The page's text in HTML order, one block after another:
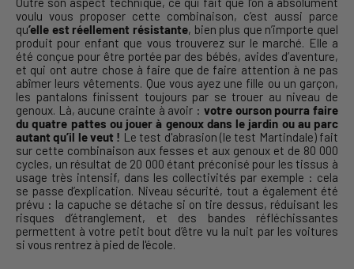
voulu vous proposer cette combinaison, c’est aussi parce
qu’elle est réellement résistante, bien plus que n’importe quel
produit pour enfant que vous trouverez sur le marché. Elle a
été conçue pour être portée par des bébés, avides d’aventure,
et qui ont autre chose à faire que de faire attention à ne pas
abîmer leurs vêtements. Que vous ayez une fille ou un garçon,
les pantalons finissent toujours par se trouer au niveau de
genoux. Là, aucune crainte à avoir : votre ourson pourra faire
du quatre pattes ou jouer à genoux dans le jardin ou au parc
autant qu’il le veut ! Le test d'abrasion (le test Martindale) fait
sur cette combinaison aux fesses et aux genoux et de 80 000
cycles, un résultat de 20 000 étant préconisé pour les tissus à
usage très intensif, dans les collectivités par exemple : cela
se passe d’explication. Niveau sécurité, tout a également été
prévu : la capuche se détache si on tire dessus, réduisant les
risques d’étranglement, et des bandes réfléchissantes
permettent à votre petit bout d’être vu la nuit par les voitures
si vous rentrez à pied de l'école.